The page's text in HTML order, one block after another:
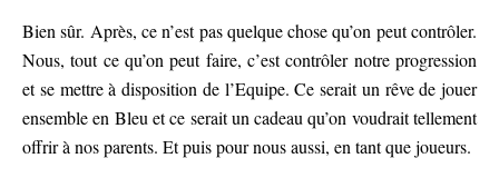
Bien sûr. Après, ce n’est pas quelque chose qu’on peut contrôler.
Nous, tout ce qu’on peut faire, c’est contrôler notre progression
et se mettre à disposition de l’Equipe. Ce serait un rêve de jouer
ensemble en Bleu et ce serait un cadeau qu’on voudrait tellement
offrir à nos parents. Et puis pour nous aussi, en tant que joueurs.